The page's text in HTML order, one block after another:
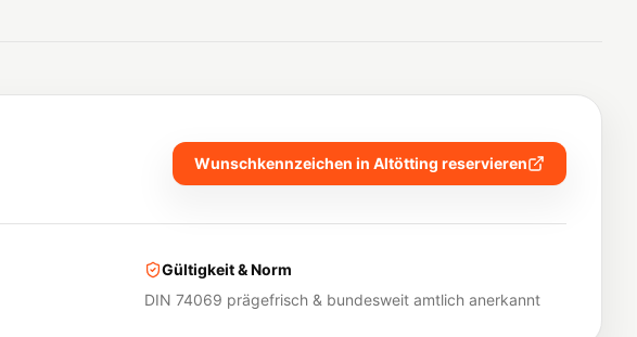
Wunschkennzeichen in Altötting reservieren
Gültigkeit & Norm
DIN 74069 prägefrisch & bundesweit amtlich anerkannt